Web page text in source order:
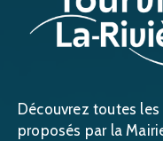
Découvrez toutes
proposés par la